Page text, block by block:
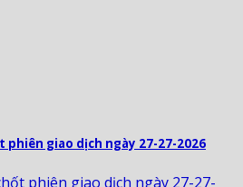
phiên giao dịch ngày 27-27-2026
phiên giao dịch ngày 27-27-